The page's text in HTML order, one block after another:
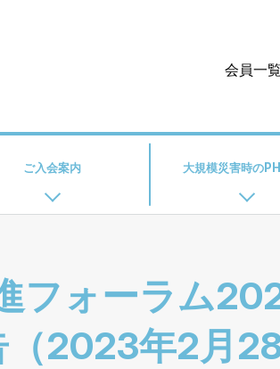
会員一覧
ご入会案内 大規模災害時の
フォーラム
2023年2月28